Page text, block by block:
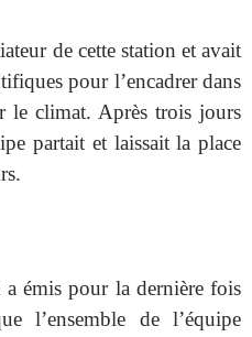
de cette station et avait
pour l’encadrer dans
le climat. Après trois jours
partait et laissait la place
émis pour la dernière fois
l’ensemble de l’équipe